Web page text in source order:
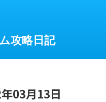
攻略日記
03月13日